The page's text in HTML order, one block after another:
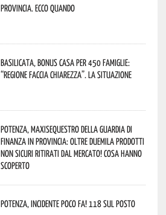
provincia. Ecco quando
Basilicata, Bonus casa per 450 famiglie:
“Regione faccia chiarezza”. La situazione
Potenza, maxisequestro della Guardia di
Finanza in provincia: oltre duemila prodotti
non sicuri ritirati dal mercato! Cosa hanno
scoperto
Potenza, incidente poco fa! 118 sul posto